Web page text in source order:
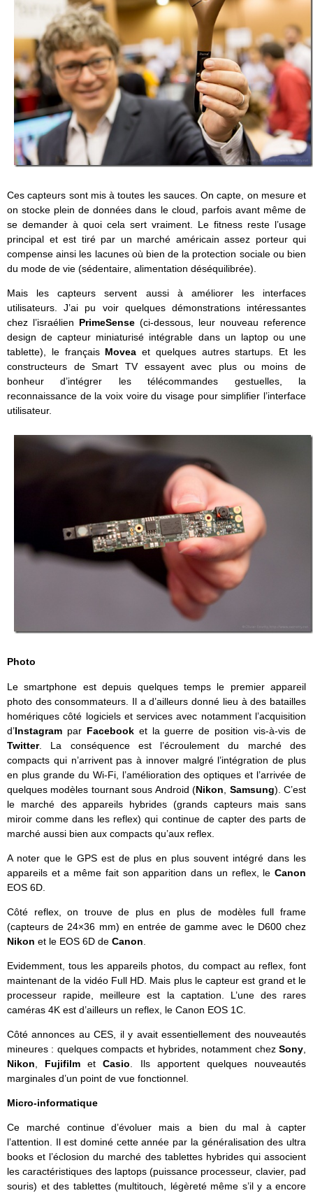
Ces capteurs sont mis à toutes les sauces. On capte, on mesure et
on stocke plein de données dans le cloud, parfois avant même de
se demander à quoi cela sert vraiment. Le fitness reste l’usage
principal et est tiré par un marché américain assez porteur qui
compense ainsi les lacunes où bien de la protection sociale ou bien
du mode de vie (sédentaire, alimentation déséquilibrée).
Mais les capteurs servent aussi à améliorer les interfaces
utilisateurs. J’ai pu voir quelques démonstrations intéressantes
chez l’israélien PrimeSense (ci-dessous, leur nouveau reference
design de capteur miniaturisé intégrable dans un laptop ou une
tablette), le français Movea et quelques autres startups. Et les
constructeurs de Smart TV essayent avec plus ou moins de
bonheur d’intégrer les télécommandes gestuelles, la
reconnaissance de la voix voire du visage pour simplifier l’interface
utilisateur.
Photo
Le smartphone est depuis quelques temps le premier appareil
photo des consommateurs. Il a d’ailleurs donné lieu à des batailles
homériques côté logiciels et services avec notamment l’acquisition
d’Instagram par Facebook et la guerre de position vis-à-vis de
Twitter. La conséquence est l’écroulement du marché des
compacts qui n’arrivent pas à innover malgré l’intégration de plus
en plus grande du Wi-Fi, l’amélioration des optiques et l’arrivée de
quelques modèles tournant sous Android (Nikon Samsung). C’est
le marché des appareils hybrides (grands capteurs mais sans
miroir comme dans les reflex) qui continue de capter des parts de
marché aussi bien aux compacts qu’aux reflex.
A noter que le GPS est de plus en plus souvent intégré dans les
appareils et a même fait son apparition dans un reflex, le Canon
EOS 6D.
Côté reflex, on trouve de plus en plus de modèles full frame
(capteurs de 24×36 mm) en entrée de gamme avec le D600 chez
Nikon et le EOS 6D de Canon
Evidemment, tous les appareils photos, du compact au reflex, font
maintenant de la vidéo Full HD. Mais plus le capteur est grand et le
processeur rapide, meilleure est la captation. L’une des rares
caméras 4K est d’ailleurs un reflex, le Canon EOS 1C.
Côté annonces au CES, il y avait essentiellement des nouveautés
mineures : quelques compacts et hybrides, notamment chez Sony
Nikon
Fujifilm etCasio . Ils apportent quelques nouveautés
marginales d’un point de vue fonctionnel.
Micro-informatique
Ce marché continue d’évoluer mais a bien du mal à capter
l’attention. Il est dominé cette année par la généralisation des ultra
books et l’éclosion du marché des tablettes hybrides qui associent
les caractéristiques des laptops (puissance processeur, clavier, pad
souris) et des tablettes (multitouch, légèreté même s’il y a encore